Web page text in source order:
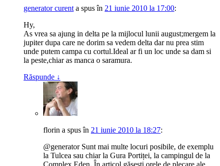
generator curent a spusîn 21 iunie 2010 la 17:00:
Hy,
As vrea sa ajung in delta pe la mijlocul lunii august;mergem la
jupiter dupa care ne dorim sa vedem delta dar nu prea stim
unde putem campa cu cortul.Ideal ar fi un loc unde sa dam si
la peste,chiar as manca o saramura.
Răspunde ↓
florin a spusîn 21 iunie 2010 la 18:27:
@generator Sunt mai multe locuri posibile, de exemplu
la Tulcea sau chiar la Gura Portiței, la campingul de la